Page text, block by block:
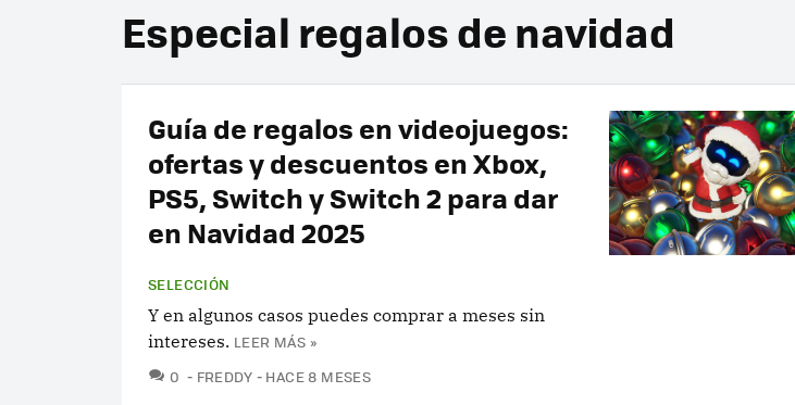
Especial regalos de navidad
Guía de regalos en videojuegos:
ofertas y descuentos en Xbox,
PS5, Switch y Switch 2 para dar
en Navidad 2025
SELECCIÓN
Y en algunos casos puedes comprar a meses sin
intereses. LEER MÁS »
0 COMENTARIOS
FREDDY HACE 8 MESES